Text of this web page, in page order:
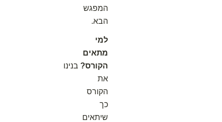
המפגש
הבא.
למי
מתאים
הקורס? בנינו
את
הקורס
כך
שיתאים